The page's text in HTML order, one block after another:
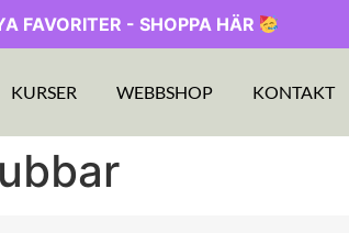
FAVORITER - SHOPPA HÄR
KURSER WEBBSHOP KONTAKT